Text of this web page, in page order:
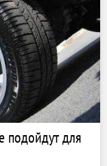
подойдут для